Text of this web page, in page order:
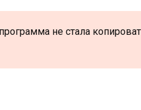
не стала